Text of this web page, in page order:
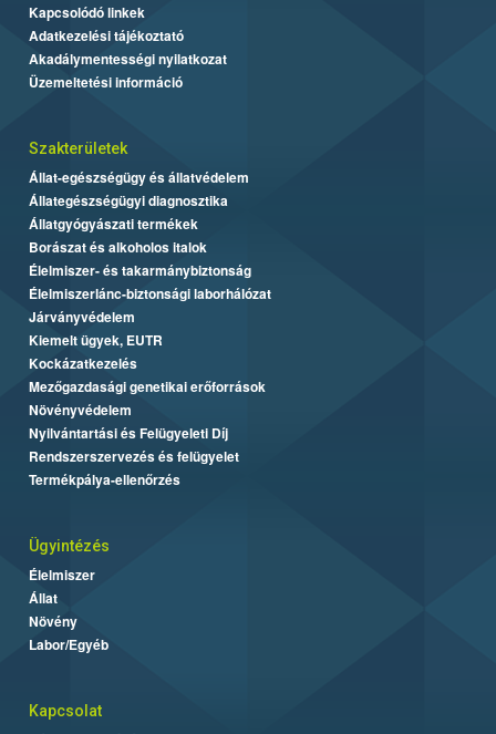
Kapcsolódó linkek
Adatkezelési tájékoztató
Akadálymentességi nyilatkozat
Üzemeltetési információ
Szakterületek
Állat-egészségügy és állatvédelem
Állategészségügyi diagnosztika
Állatgyógyászati termékek
Borászat és alkoholos italok
Élelmiszer- és takarmánybiztonság
Élelmiszerlánc-biztonsági laborhálózat
Járványvédelem
Kiemelt ügyek, EUTR
Kockázatkezelés
Mezőgazdasági genetikai erőforrások
Növényvédelem
Nyilvántartási és Felügyeleti Díj
Rendszerszervezés és felügyelet
Termékpálya-ellenőrzés
Ügyintézés
Élelmiszer
Állat
Növény
Labor/Egyéb
Kapcsolat